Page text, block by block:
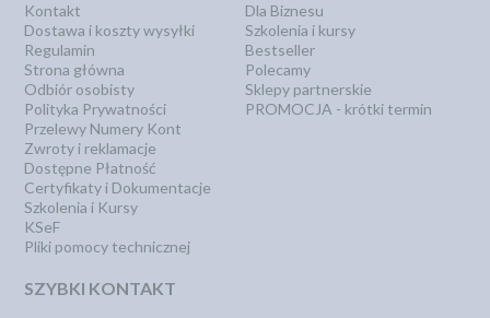
Kontakt
Dostawa i koszty wysyłki
Regulamin
Strona główna
Odbiór osobisty
Polityka Prywatności
Przelewy Numery Kont
Zwroty i reklamacje
Dostępne Płatność
Certyfikaty i Dokumentacje
Szkolenia i Kursy
KSeF
Pliki pomocy technicznej
Dla Biznesu
Szkolenia i kursy
Bestseller
Polecamy
Sklepy partnerskie
PROMOCJA - krótki termin
SZYBKI KONTAKT